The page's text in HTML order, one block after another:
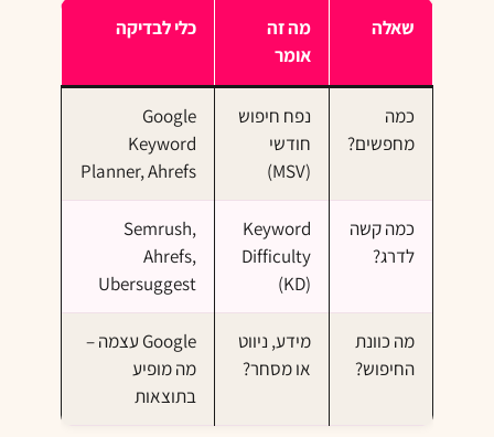
שאלה
מה זה
אומר
כלי לבדיקה
כמה
מחפשים?
נפח חיפוש
חודשי
(MSV)
Google
Keyword
Planner, Ahrefs
כמה קשה
לדרג?
Keyword
Difficulty
(KD)
Semrush,
Ahrefs,
Ubersuggest
מה כוונת
החיפוש?
מידע, ניווט
או מסחר?
Google עצמה –
מה מופיע
בתוצאות